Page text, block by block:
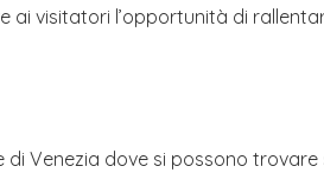
visitatori l’opportunità di
di Venezia dove si possono